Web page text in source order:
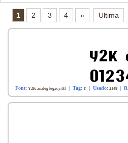
1 2 3 4 » Ultima
Font: Y2K analog legacy.ttf | Tag: Y | Usado: 2148 |